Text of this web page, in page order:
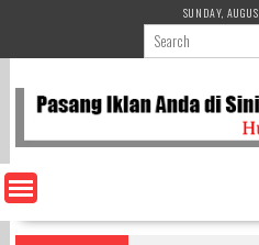
content
SUNDAY,